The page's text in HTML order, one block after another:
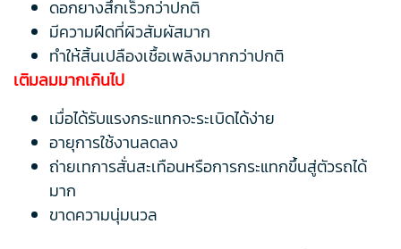
ดอกยางสึกเร็วกว่าปกติ
มีความฝึดที่ผิวสัมผัสมาก
ทำให้สิ้นเปลืองเชื้อเพลิงมากกว่าปกติ
เติมลมมากเกินไป
เมื่อได้รับแรงกระแทกจะระเบิดได้ง่าย
อายุการใช้งานลดลง
ถ่ายเทการสั่นสะเทือนหรือการกระแทกขึ้นสู่ตัวรถได้
มาก
ขาดความนุ่มนวล